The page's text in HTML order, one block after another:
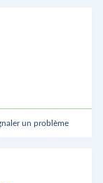
un problème